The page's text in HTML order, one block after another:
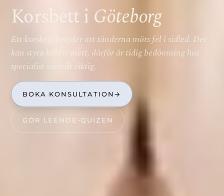
Korsbett i Göteborg
Ett korsbett betyder att tänderna möts fel i sidled. Det
kan styra käken snett, därför är tidig bedömning hos
specialist särskilt viktig.
BOKA KONSULTATION→
GÖR LEENDE-QUIZEN